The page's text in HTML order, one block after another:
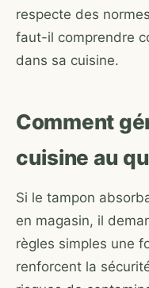
respecte des
faut-il comprendre
dans sa cuisine.
Comment
cuisine au
Si le tampon
en magasin, il
règles simples une
renforcent la